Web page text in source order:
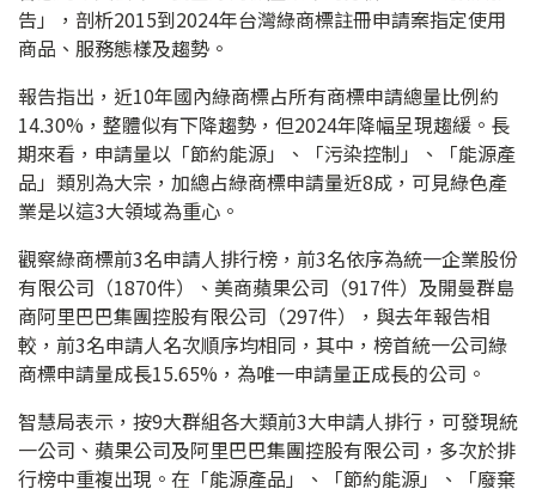
告」，剖析2015到2024年台灣綠商標註冊申請案指定使用
商品、服務態樣及趨勢。
報告指出，近10年國內綠商標占所有商標申請總量比例約
14.30%，整體似有下降趨勢，但2024年降幅呈現趨緩。長
期來看，申請量以「節約能源」、「污染控制」、「能源產
品」類別為大宗，加總占綠商標申請量近8成，可見綠色產
業是以這3大領域為重心。
觀察綠商標前3名申請人排行榜，前3名依序為統一企業股份
有限公司（1870件）、美商蘋果公司（917件）及開曼群島
商阿里巴巴集團控股有限公司（297件），與去年報告相
較，前3名申請人名次順序均相同，其中，榜首統一公司綠
商標申請量成長15.65%，為唯一申請量正成長的公司。
智慧局表示，按9大群組各大類前3大申請人排行，可發現統
一公司、蘋果公司及阿里巴巴集團控股有限公司，多次於排
行榜中重複出現。在「能源產品」、「節約能源」、「廢棄